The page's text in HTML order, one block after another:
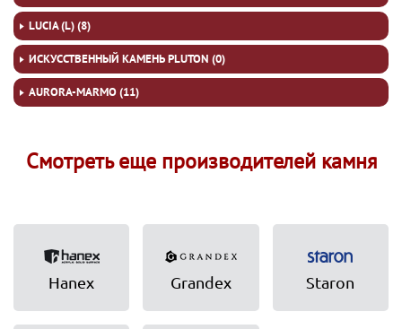
LUCIA (L) (8)
ИСКУССТВЕННЫЙ КАМЕНЬ PLUTON (0)
AURORA-MARMO (11)
Смотреть еще производителей камня
Hanex Grandex Staron